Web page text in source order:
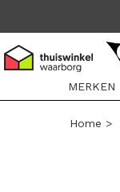
MERKEN
Home >